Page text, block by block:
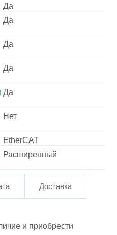
Да
Да
Да
Да
Да
Нет
EtherCAT
Расширенный
Доставка
и приобрести